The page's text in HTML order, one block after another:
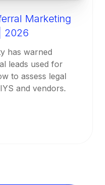
Marketing
2026
has warned
leads used for
to assess legal
and vendors.